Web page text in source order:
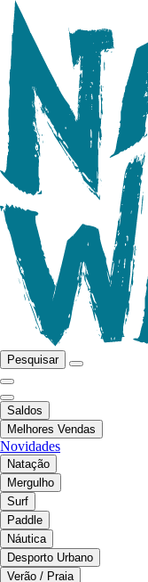
Pesquisar
Saldos
Melhores Vendas
Novidades
Natação
Mergulho
Surf
Paddle
Náutica
Desporto Urbano
Verão / Praia